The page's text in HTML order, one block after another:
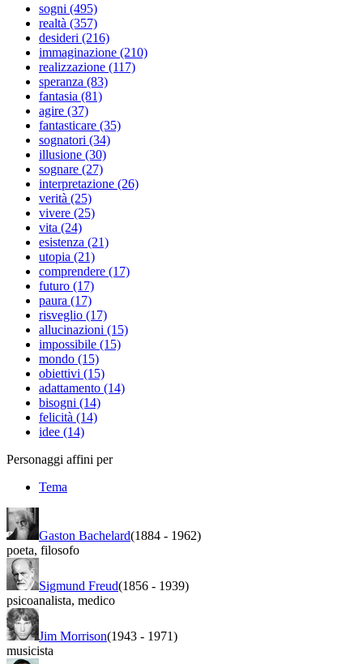
sogni (495)
realtà (357)
desideri (216)
immaginazione (210)
realizzazione (117)
speranza (83)
fantasia (81)
agire (37)
fantasticare (35)
sognatori (34)
illusione (30)
sognare (27)
interpretazione (26)
verità (25)
vivere (25)
vita (24)
esistenza (21)
utopia (21)
comprendere (17)
futuro (17)
paura (17)
risveglio (17)
allucinazioni (15)
impossibile (15)
mondo (15)
obiettivi (15)
adattamento (14)
bisogni (14)
felicità (14)
idee (14)
Personaggi affini per
Tema
Gaston Bachelard(1884 - 1962)
poeta, filosofo
Sigmund Freud(1856 - 1939)
psicoanalista, medico
Jim Morrison(1943 - 1971)
musicista